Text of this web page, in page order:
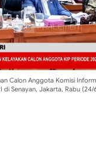
Calon Anggota Komisi
di Senayan, Jakarta, Rabu (24/